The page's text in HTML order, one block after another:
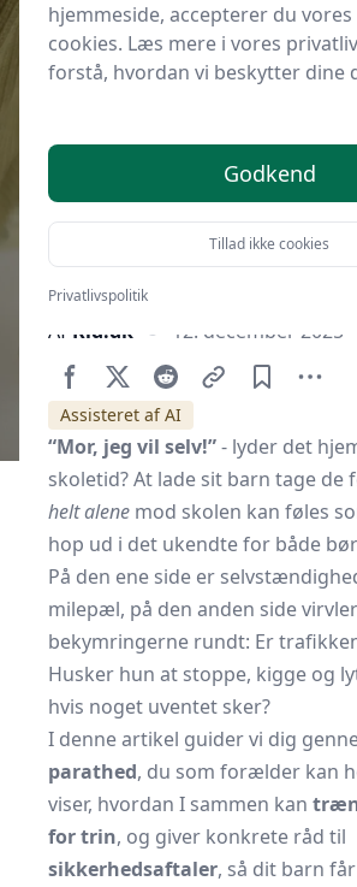
Udgivet iFamilieliv
Hvornår er mit barn
alene i skole?
Af Kid.dk 12. december 2025
Assisteret af AI
“Mor, jeg vil selv!”- lyder det
skoletid? At lade sit barn tage de
helt alene mod skolen kan føles
hop ud i det ukendte for både
På den ene side er
milepæl, på den anden side virvler
bekymringerne rundt: Er
Husker hun at stoppe, kigge og
hvis noget uventet sker?
I denne artikel guider vi dig
parathed, du som forælder kan
viser, hvordan I sammen kan
for trin, og giver konkrete råd til
sikkerhedsaftaler, så dit barn
hjemmeside, accepterer du
cookies. Læs mere i vores
forstå, hvordan vi beskytter dine
Godkend
Tillad ikke cookies
Privatlivspolitik